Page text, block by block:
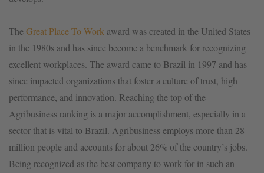
The Great Place To Work award was created in the United States
in the 1980s and has since become a benchmark for recognizing
excellent workplaces. The award came to Brazil in 1997 and has
since impacted organizations that foster a culture of trust, high
performance, and innovation. Reaching the top of the
Agribusiness ranking is a major accomplishment, especially in a
sector that is vital to Brazil. Agribusiness employs more than 28
million people and accounts for about 26% of the country’s jobs.
Being recognized as the best company to work for in such an